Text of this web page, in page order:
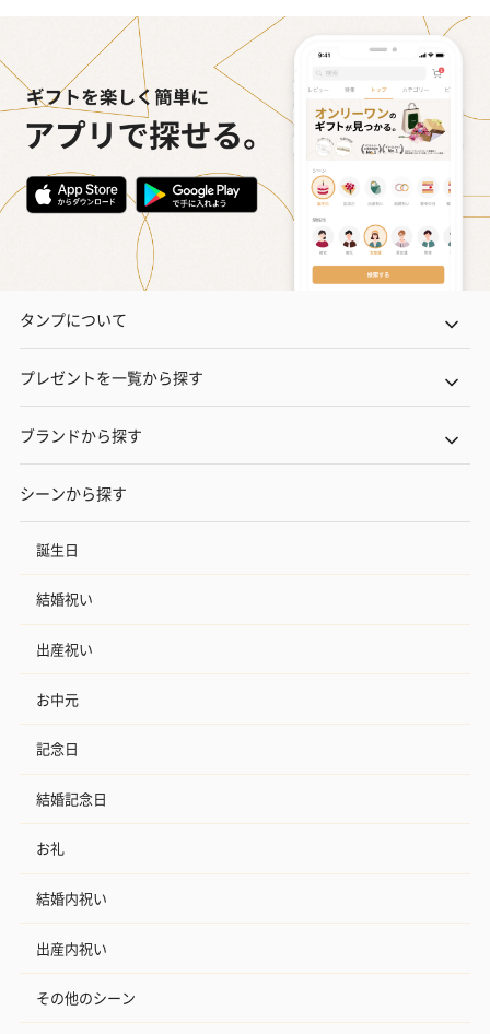
タンプについて
プレゼントを一覧から探す
ブランドから探す
シーンから探す
誕生日
結婚祝い
出産祝い
お中元
記念日
結婚記念日
お礼
結婚内祝い
出産内祝い
その他のシーン